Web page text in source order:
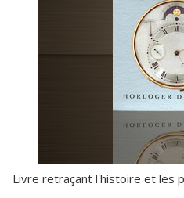
Livre retraçant l'histoire et les